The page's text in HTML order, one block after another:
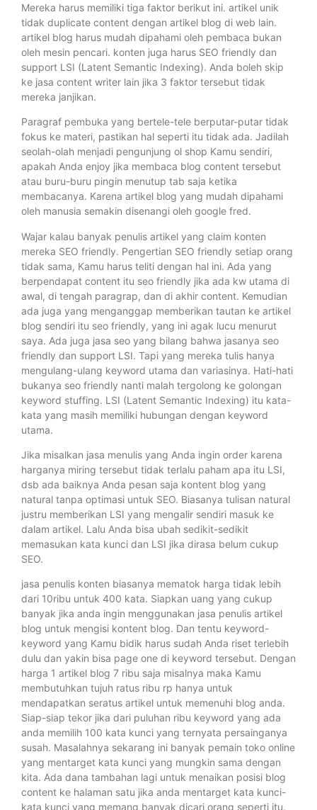
Mereka harus memiliki tiga faktor berikut ini. artikel unik
tidak duplicate content dengan artikel blog di web lain.
artikel blog harus mudah dipahami oleh pembaca bukan
oleh mesin pencari. konten juga harus SEO friendly dan
support LSI (Latent Semantic Indexing). Anda boleh skip
ke jasa content writer lain jika 3 faktor tersebut tidak
mereka janjikan.
Paragraf pembuka yang bertele-tele berputar-putar tidak
fokus ke materi, pastikan hal seperti itu tidak ada. Jadilah
seolah-olah menjadi pengunjung ol shop Kamu sendiri,
apakah Anda enjoy jika membaca blog content tersebut
atau buru-buru pingin menutup tab saja ketika
membacanya. Karena artikel blog yang mudah dipahami
oleh manusia semakin disenangi oleh google fred.
Wajar kalau banyak penulis artikel yang claim konten
mereka SEO friendly. Pengertian SEO friendly setiap orang
tidak sama, Kamu harus teliti dengan hal ini. Ada yang
berpendapat content itu seo friendly jika ada kw utama di
awal, di tengah paragrap, dan di akhir content. Kemudian
ada juga yang menganggap memberikan tautan ke artikel
blog sendiri itu seo friendly, yang ini agak lucu menurut
saya. Ada juga jasa seo yang bilang bahwa jasanya seo
friendly dan support LSI. Tapi yang mereka tulis hanya
mengulang-ulang keyword utama dan variasinya. Hati-hati
bukanya seo friendly nanti malah tergolong ke golongan
keyword stuffing. LSI (Latent Semantic Indexing) itu kata-
kata yang masih memiliki hubungan dengan keyword
utama.
Jika misalkan jasa menulis yang Anda ingin order karena
harganya miring tersebut tidak terlalu paham apa itu LSI,
dsb ada baiknya Anda pesan saja kontent blog yang
natural tanpa optimasi untuk SEO. Biasanya tulisan natural
justru memberikan LSI yang mengalir sendiri masuk ke
dalam artikel. Lalu Anda bisa ubah sedikit-sedikit
memasukan kata kunci dan LSI jika dirasa belum cukup
SEO.
jasa penulis konten biasanya mematok harga tidak lebih
dari 10ribu untuk 400 kata. Siapkan uang yang cukup
banyak jika anda ingin menggunakan jasa penulis artikel
blog untuk mengisi kontent blog. Dan tentu keyword-
keyword yang Kamu bidik harus sudah Anda riset terlebih
dulu dan yakin bisa page one di keyword tersebut. Dengan
harga 1 artikel blog 7 ribu saja misalnya maka Kamu
membutuhkan tujuh ratus ribu rp hanya untuk
mendapatkan seratus artikel untuk memenuhi blog anda.
Siap-siap tekor jika dari puluhan ribu keyword yang ada
anda memilih 100 kata kunci yang ternyata persainganya
susah. Masalahnya sekarang ini banyak pemain toko online
yang mentarget kata kunci yang mungkin sama dengan
kita. Ada dana tambahan lagi untuk menaikan posisi blog
content ke halaman satu jika anda mentarget kata kunci-
kata kunci yang memang banyak dicari orang seperti itu.